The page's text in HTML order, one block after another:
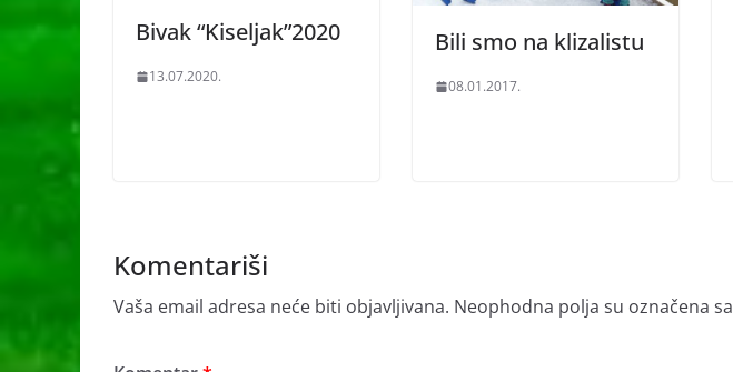
Bivak “Kiseljak”2020
13.07.2020.
Bili smo na klizalistu
08.01.2017.
Komentariši
Vaša email adresa neće biti objavljivana. Neophodna polja su označena sa